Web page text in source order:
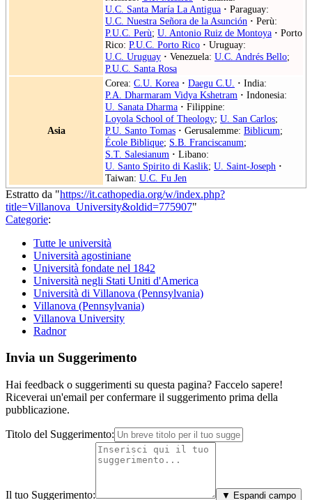
U.C. Santa María La Antigua · Paraguay:
U.C. Nuestra Señora de la Asunción · Perù:
P.U.C. Perù; U. Antonio Ruiz de Montoya · Porto
Rico: P.U.C. Porto Rico · Uruguay:
U.C. Uruguay · Venezuela: U.C. Andrés Bello;
P.U.C. Santa Rosa
Asia
Corea: C.U. Korea · Daegu C.U. · India:
P.A. Dharmaram Vidya Kshetram · Indonesia:
U. Sanata Dharma · Filippine:
Loyola School of Theology; U. San Carlos;
P.U. Santo Tomas · Gerusalemme: Biblicum;
École Biblique; S.B. Franciscanum;
S.T. Salesianum · Libano:
U. Santo Spirito di Kaslik; U. Saint-Joseph ·
Taiwan: U.C. Fu Jen
Estratto da "https://it.cathopedia.org/w/index.php?
title=Villanova_University&oldid=775907"
Categorie:
Tutte le università
Università agostiniane
Università fondate nel 1842
Università negli Stati Uniti d'America
Università di Villanova (Pennsylvania)
Villanova (Pennsylvania)
Villanova University
Radnor
Invia un Suggerimento
Hai feedback o suggerimenti su questa pagina? Faccelo sapere!
Riceverai un'email per confermare il suggerimento prima della
pubblicazione.
Titolo del Suggerimento:
Il tuo Suggerimento: ▼ Espandi campo